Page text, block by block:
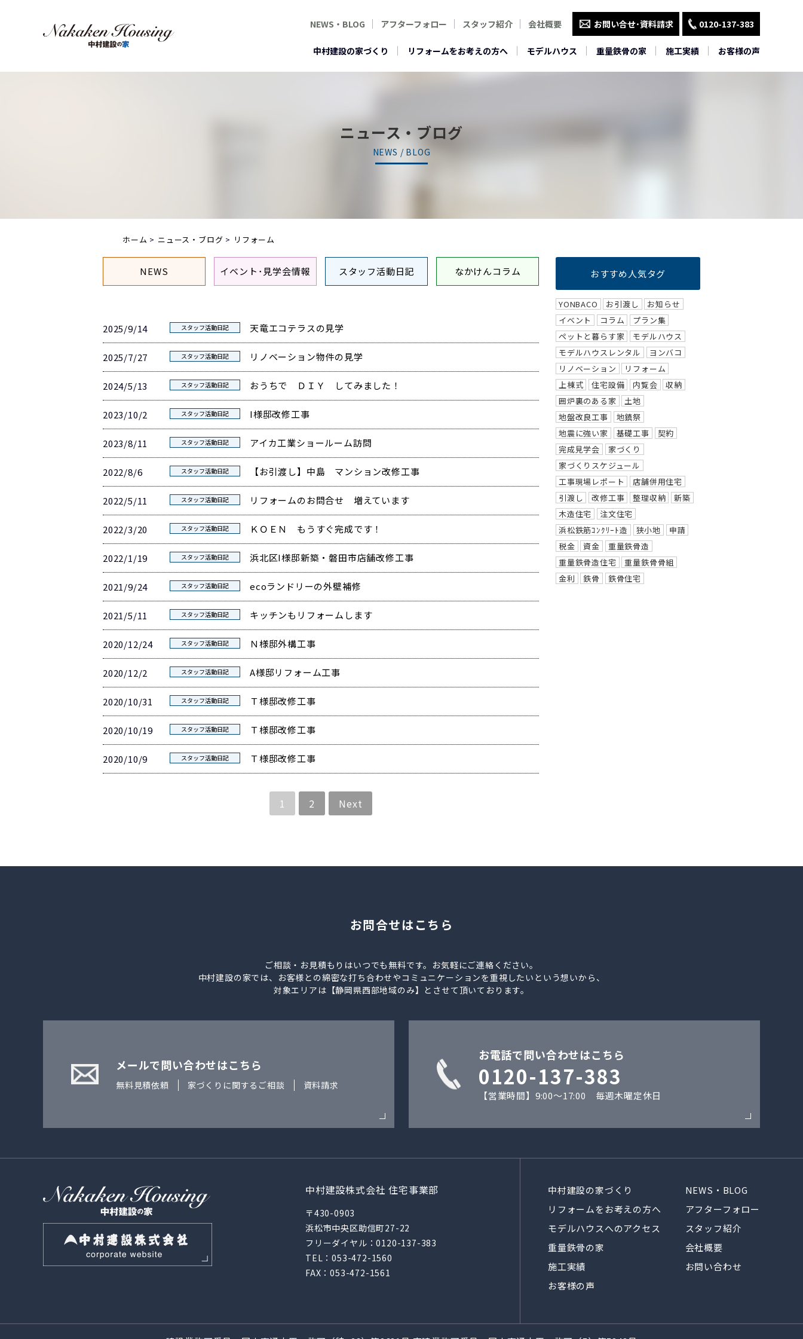
NEWS・BLOG アフターフォロー スタッフ紹介 会社概要 お問い合せ･資料請求 0120-137-383
中村建設の家づくり リフォームをお考えの方へ モデルハウス 重量鉄骨の家 施工実績 お客様の声
ニュース・ブログ
NEWS / BLOG
ホーム ニュース・ブログ リフォーム
NEWS イベント･見学会情報 スタッフ活動日記 なかけんコラム
2025/9/14 スタッフ活動日記 天竜エコテラスの見学
2025/7/27 スタッフ活動日記 リノベーション物件の見学
2024/5/13 スタッフ活動日記 おうちで ＤＩＹ してみました！
2023/10/2 スタッフ活動日記 I様邸改修工事
2023/8/11 スタッフ活動日記 アイカ工業ショールーム訪問
2022/8/6 スタッフ活動日記 【お引渡し】中島 マンション改修工事
2022/5/11 スタッフ活動日記 リフォームのお問合せ 増えています
2022/3/20 スタッフ活動日記 ＫＯＥＮ もうすぐ完成です！
2022/1/19 スタッフ活動日記 浜北区I様邸新築・磐田市店舗改修工事
2021/9/24 スタッフ活動日記 ecoランドリーの外壁補修
2021/5/11 スタッフ活動日記 キッチンもリフォームします
2020/12/24 スタッフ活動日記 Ｎ様邸外構工事
2020/12/2 スタッフ活動日記 A様邸リフォーム工事
2020/10/31 スタッフ活動日記 Ｔ様邸改修工事
2020/10/19 スタッフ活動日記 Ｔ様邸改修工事
2020/10/9 スタッフ活動日記 Ｔ様邸改修工事
1 2 Next
おすすめ人気タグ
YONBACO お引渡し
お知らせ
イベント
コラム
プラン集
ペットと暮らす家
モデルハウス
モデルハウスレンタル
ヨンバコ
リノベーション
リフォーム
上棟式
住宅設備 内覧会
収納
囲炉裏のある家
土地
地盤改良工事
地鎮祭
地震に強い家
基礎工事
契約
完成見学会
家づくり
家づくりスケジュール
工事現場レポート
店舗併用住宅
引渡し
改修工事 整理収納
新築
木造住宅
注文住宅
浜松鉄筋ｺﾝｸﾘｰﾄ造
狭小地
申請
税金
資金
重量鉄骨造
重量鉄骨造住宅
重量鉄骨骨組
金利
鉄骨 鉄骨住宅
お問合せはこちら
ご相談・お見積もりはいつでも無料です。お気軽にご連絡ください。
中村建設の家では、お客様との綿密な打ち合わせやコミュニケーションを重視したいという想いから、
対象エリアは【静岡県西部地域のみ】とさせて頂いております。
メールで問い合わせはこちら
無料見積依頼 家づくりに関するご相談 資料請求
お電話で問い合わせはこちら
0120-137-383
【営業時間】9:00〜17:00 毎週木曜定休日
中村建設株式会社 住宅事業部
〒430-0903
浜松市中央区助信町27-22
フリーダイヤル：0120-137-383
TEL：053-472-1560
FAX：053-472-1561
中村建設の家づくり
リフォームをお考えの方へ
モデルハウスへのアクセス
重量鉄骨の家
施工実績
お客様の声
NEWS・BLOG
アフターフォロー
スタッフ紹介
会社概要
お問い合わせ